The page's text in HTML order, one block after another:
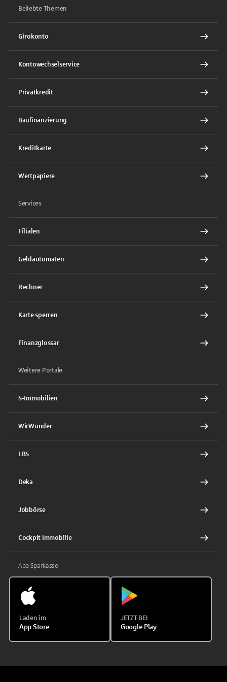
Beliebte Themen
Girokonto
Kontowechselservice
Privatkredit
Baufinanzierung
Kreditkarte
Wertpapiere
Services
Filialen
Geldautomaten
Rechner
Karte sperren
Finanzglossar
Weitere Portale
S-Immobilien
WirWunder
LBS
Deka
Jobbörse
Cockpit Immobilie
App Sparkasse
Laden im
App Store
JETZT BEI
Google Play